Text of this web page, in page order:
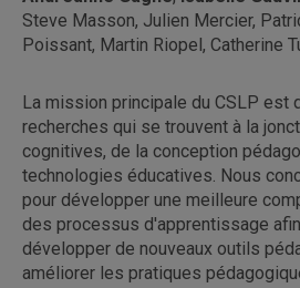
Steve Masson, Julien Mercier,
Poissant, Martin Riopel, Catherine
La mission principale du CSLP est
recherches qui se trouvent à la
cognitives, de la conception
technologies éducatives. Nous
pour développer une meilleure
des processus d'apprentissage
développer de nouveaux outils
améliorer les pratiques